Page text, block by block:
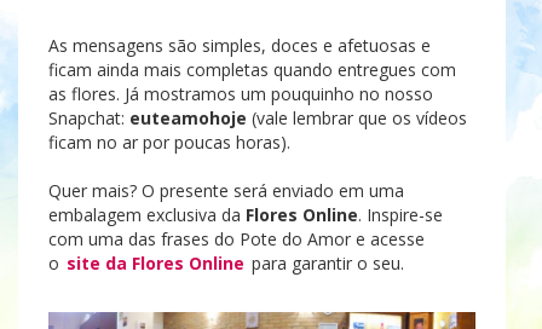
As mensagens são simples, doces e afetuosas e
ficam ainda mais completas quando entregues com
as flores. Já mostramos um pouquinho no nosso
Snapchat: euteamohoje (vale lembrar que os vídeos
ficam no ar por poucas horas).
Quer mais? O presente será enviado em uma
embalagem exclusiva da Flores Online. Inspire-se
com uma das frases do Pote do Amor e acesse
o site da Flores Online para garantir o seu.